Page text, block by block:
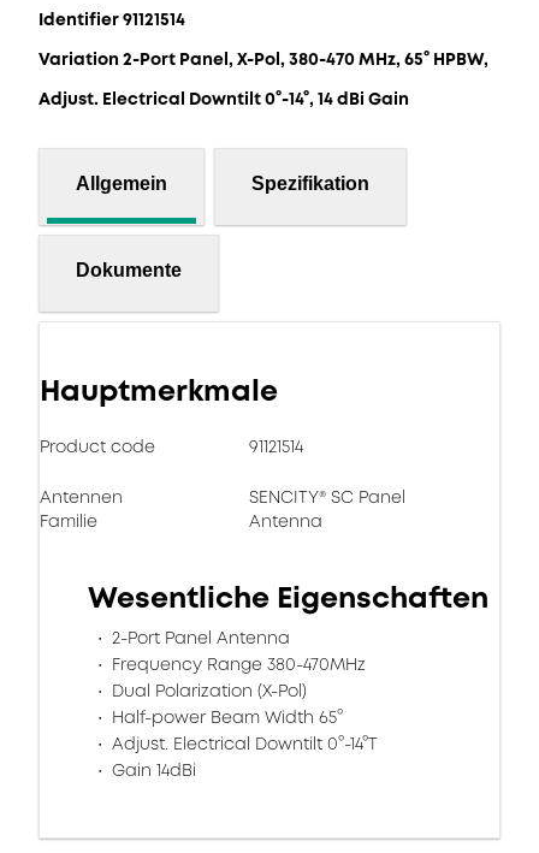
Identifier 91121514
Variation 2-Port Panel, X-Pol, 380-470 MHz, 65° HPBW,
Adjust. Electrical Downtilt 0°-14°, 14 dBi Gain
Allgemein Spezifikation
Dokumente
Hauptmerkmale
Product code 91121514
Antennen
Familie
SENCITY® SC Panel
Antenna
Wesentliche Eigenschaften
2-Port Panel Antenna
Frequency Range 380-470MHz
Dual Polarization (X-Pol)
Half-power Beam Width 65°
Adjust. Electrical Downtilt 0°-14°T
Gain 14dBi